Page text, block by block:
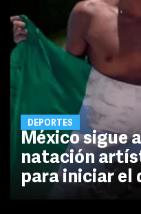
DEPORTES
México sigue
natación
para iniciar el